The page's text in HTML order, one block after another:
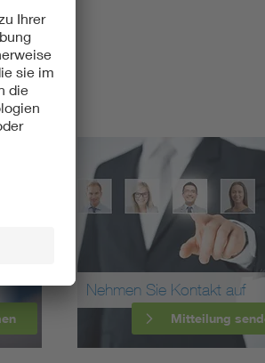
Nehmen Sie Kontakt auf
Mitteilung